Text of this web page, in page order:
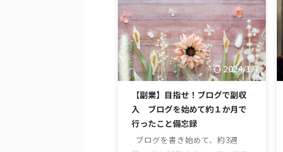
ていたのに、突然その日は訪れ
ます。 WordPressへのログイン
が全くできなくなりました。本
当に突然。 私のアカウントで、
私のPCからアクセスしているの
に、表示されるのはこの画面で
す。 「閲覧禁止」「アクセス禁
止」 PCからのアクセスも、ス
マホからのアクセスも、何をし
てもこの表示です。 ConoHaコ
2024/1/7
【副業】目指せ！ブログで副収
入 ブログを始めて約１か月で
行ったこと備忘録
ブログを書き始めて、約3週